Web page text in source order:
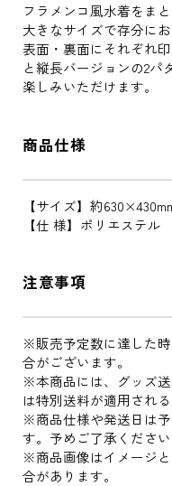
フラメンコ風水着をま
大きなサイズで存分に
表面・裏面にそれぞれ
と縦長バージョンの2パ
楽しみいただけます。
商品仕様
【サイズ】約
【仕 様】ポリエステル
注意事項
※販売予定数に達した
合がございます。
※本商品には、グッズ
は特別送料が適用され
※商品仕様や発送日は
す。予めご了承ください
※商品画像はイメージ
合があります。